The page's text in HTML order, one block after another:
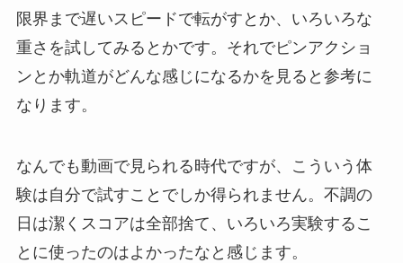
限界まで遅いスピードで転がすとか、いろいろな
重さを試してみるとかです。それでピンアクショ
ンとか軌道がどんな感じになるかを見ると参考に
なります。
なんでも動画で見られる時代ですが、こういう体
験は自分で試すことでしか得られません。不調の
日は潔くスコアは全部捨て、いろいろ実験するこ
とに使ったのはよかったなと感じます。